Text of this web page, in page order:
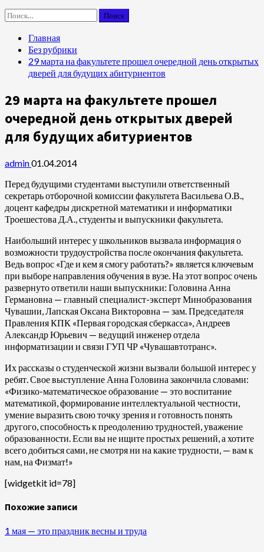
Найти:
Главная
Без рубрики
29 марта на факультете прошел очередной день открытых
дверей для будущих абитуриентов
29 марта на факультете прошел
очередной день открытых дверей
для будущих абитуриентов
admin01.04.2014
Перед будущими студентами выступили ответственный
секретарь отборочной комиссии факультета Васильева О.В.,
доцент кафедры дискретной математики и информатики
Троешестова Д.А., студенты и выпускники факультета.
Наибольший интерес у школьников вызвала информация о
возможности трудоустройства после окончания факультета.
Ведь вопрос «Где и кем я смогу работать?» является ключевым
при выборе направления обучения в вузе. На этот вопрос очень
развернуто ответили наши выпускники: Головина Анна
Германовна — главный специалист-эксперт Минобразования
Чувашии, Лапская Оксана Викторовна — зам. Председателя
Правления КПК «Первая городская сберкасса», Андреев
Александр Юрьевич — ведущий инженер отдела
информатизации и связи ГУП ЧР «Чувашавтотранс».
Их рассказы о студенческой жизни вызвали большой интерес у
ребят. Свое выступление Анна Головина закончила словами:
«Физико-математическое образование — это воспитание
математикой, формирование интеллектуальной честности,
умение выразить свою точку зрения и готовность понять
другого, способность к преодолению трудностей, уважение
образованности. Если вы не ищите простых решений, а хотите
всего добиться сами, не смотря ни на какие трудности, — вам к
нам, на Физмат!»
[widgetkit id=78]
Похожие записи
1 мая — это праздник весны и труда